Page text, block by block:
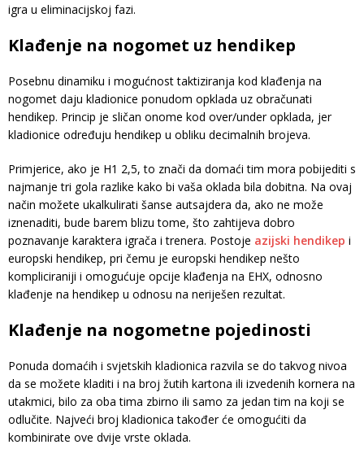
igra u eliminacijskoj fazi.
Klađenje na nogomet uz hendikep
Posebnu dinamiku i mogućnost taktiziranja kod klađenja na
nogomet daju kladionice ponudom opklada uz obračunati
hendikep. Princip je sličan onome kod over/under opklada, jer
kladionice određuju hendikep u obliku decimalnih brojeva.
Primjerice, ako je H1 2,5, to znači da domaći tim mora pobijediti s
najmanje tri gola razlike kako bi vaša oklada bila dobitna. Na ovaj
način možete ukalkulirati šanse autsajdera da, ako ne može
iznenaditi, bude barem blizu tome, što zahtijeva dobro
poznavanje karaktera igrača i trenera. Postoje azijski hendikep i
europski hendikep, pri čemu je europski hendikep nešto
kompliciraniji i omogućuje opcije klađenja na EHX, odnosno
klađenje na hendikep u odnosu na neriješen rezultat.
Klađenje na nogometne pojedinosti
Ponuda domaćih i svjetskih kladionica razvila se do takvog nivoa
da se možete kladiti i na broj žutih kartona ili izvedenih kornera na
utakmici, bilo za oba tima zbirno ili samo za jedan tim na koji se
odlučite. Najveći broj kladionica također će omogućiti da
kombinirate ove dvije vrste oklada.